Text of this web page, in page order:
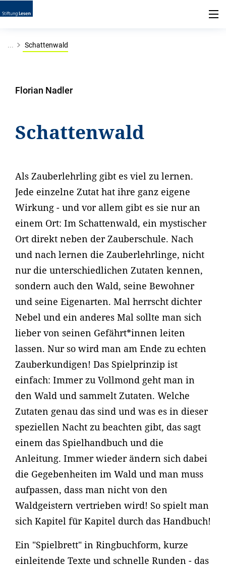
... Schattenwald
Florian Nadler
Schattenwald
Als Zauberlehrling gibt es viel zu lernen.
Jede einzelne Zutat hat ihre ganz eigene
Wirkung - und vor allem gibt es sie nur an
einem Ort: Im Schattenwald, ein mystischer
Ort direkt neben der Zauberschule. Nach
und nach lernen die Zauberlehrlinge, nicht
nur die unterschiedlichen Zutaten kennen,
sondern auch den Wald, seine Bewohner
und seine Eigenarten. Mal herrscht dichter
Nebel und ein anderes Mal sollte man sich
lieber von seinen Gefährt*innen leiten
lassen. Nur so wird man am Ende zu echten
Zauberkundigen! Das Spielprinzip ist
einfach: Immer zu Vollmond geht man in
den Wald und sammelt Zutaten. Welche
Zutaten genau das sind und was es in dieser
speziellen Nacht zu beachten gibt, das sagt
einem das Spielhandbuch und die
Anleitung. Immer wieder ändern sich dabei
die Gegebenheiten im Wald und man muss
aufpassen, dass man nicht von den
Waldgeistern vertrieben wird! So spielt man
sich Kapitel für Kapitel durch das Handbuch!
Ein "Spielbrett" in Ringbuchform, kurze
einleitende Texte und schnelle Runden - das